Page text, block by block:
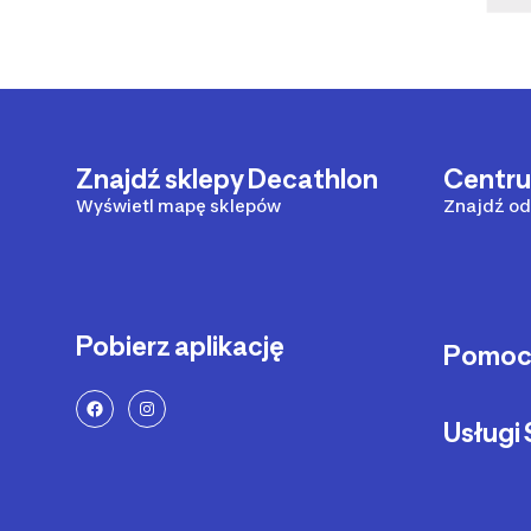
Znajdź sklepy Decathlon
Wyświetl mapę sklepów Znajdź
Pobierz aplikację Pomoc
Dostawa